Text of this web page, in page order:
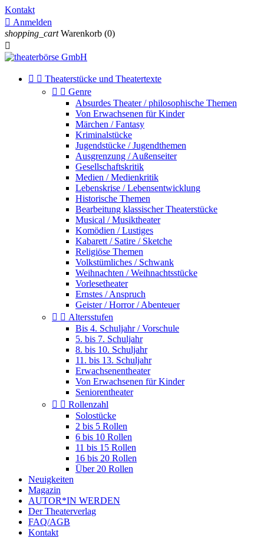
Kontakt
 Anmelden
shopping_cart Warenkorb (0)

  Theaterstücke und Theatertexte
  Genre
Absurdes Theater / philosophische Themen
Von Erwachsenen für Kinder
Märchen / Fantasy
Kriminalstücke
Jugendstücke / Jugendthemen
Ausgrenzung / Außenseiter
Gesellschaftskritik
Medien / Medienkritik
Lebenskrise / Lebensentwicklung
Historische Themen
Bearbeitung klassischer Theaterstücke
Musical / Musiktheater
Komödien / Lustiges
Kabarett / Satire / Sketche
Religiöse Themen
Volkstümliches / Schwank
Weihnachten / Weihnachtsstücke
Vorlesetheater
Ernstes / Anspruch
Geister / Horror / Abenteuer
  Altersstufen
Bis 4. Schuljahr / Vorschule
5. bis 7. Schuljahr
8. bis 10. Schuljahr
11. bis 13. Schuljahr
Erwachsenentheater
Von Erwachsenen für Kinder
Seniorentheater
  Rollenzahl
Solostücke
2 bis 5 Rollen
6 bis 10 Rollen
11 bis 15 Rollen
16 bis 20 Rollen
Über 20 Rollen
Neuigkeiten
Magazin
AUTOR*IN WERDEN
Der Theaterverlag
FAQ/AGB
Kontakt